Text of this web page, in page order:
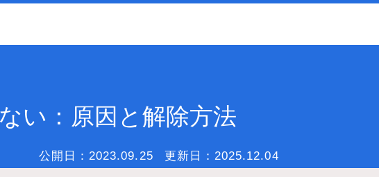
い：原因と解除方法
公開日： 2023.09.25 更新日： 2025.12.04